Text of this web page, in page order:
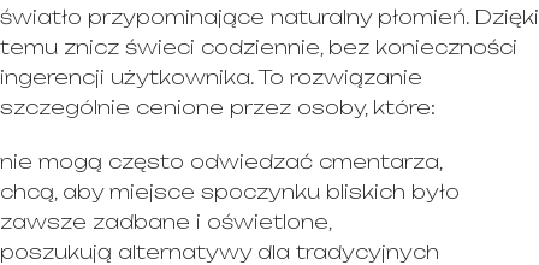
światło przypominające naturalny płomień. Dzięki
temu znicz świeci codziennie, bez konieczności
ingerencji użytkownika. To rozwiązanie
szczególnie cenione przez osoby, które:
nie mogą często odwiedzać cmentarza,
chcą, aby miejsce spoczynku bliskich było
zawsze zadbane i oświetlone,
poszukują alternatywy dla tradycyjnych